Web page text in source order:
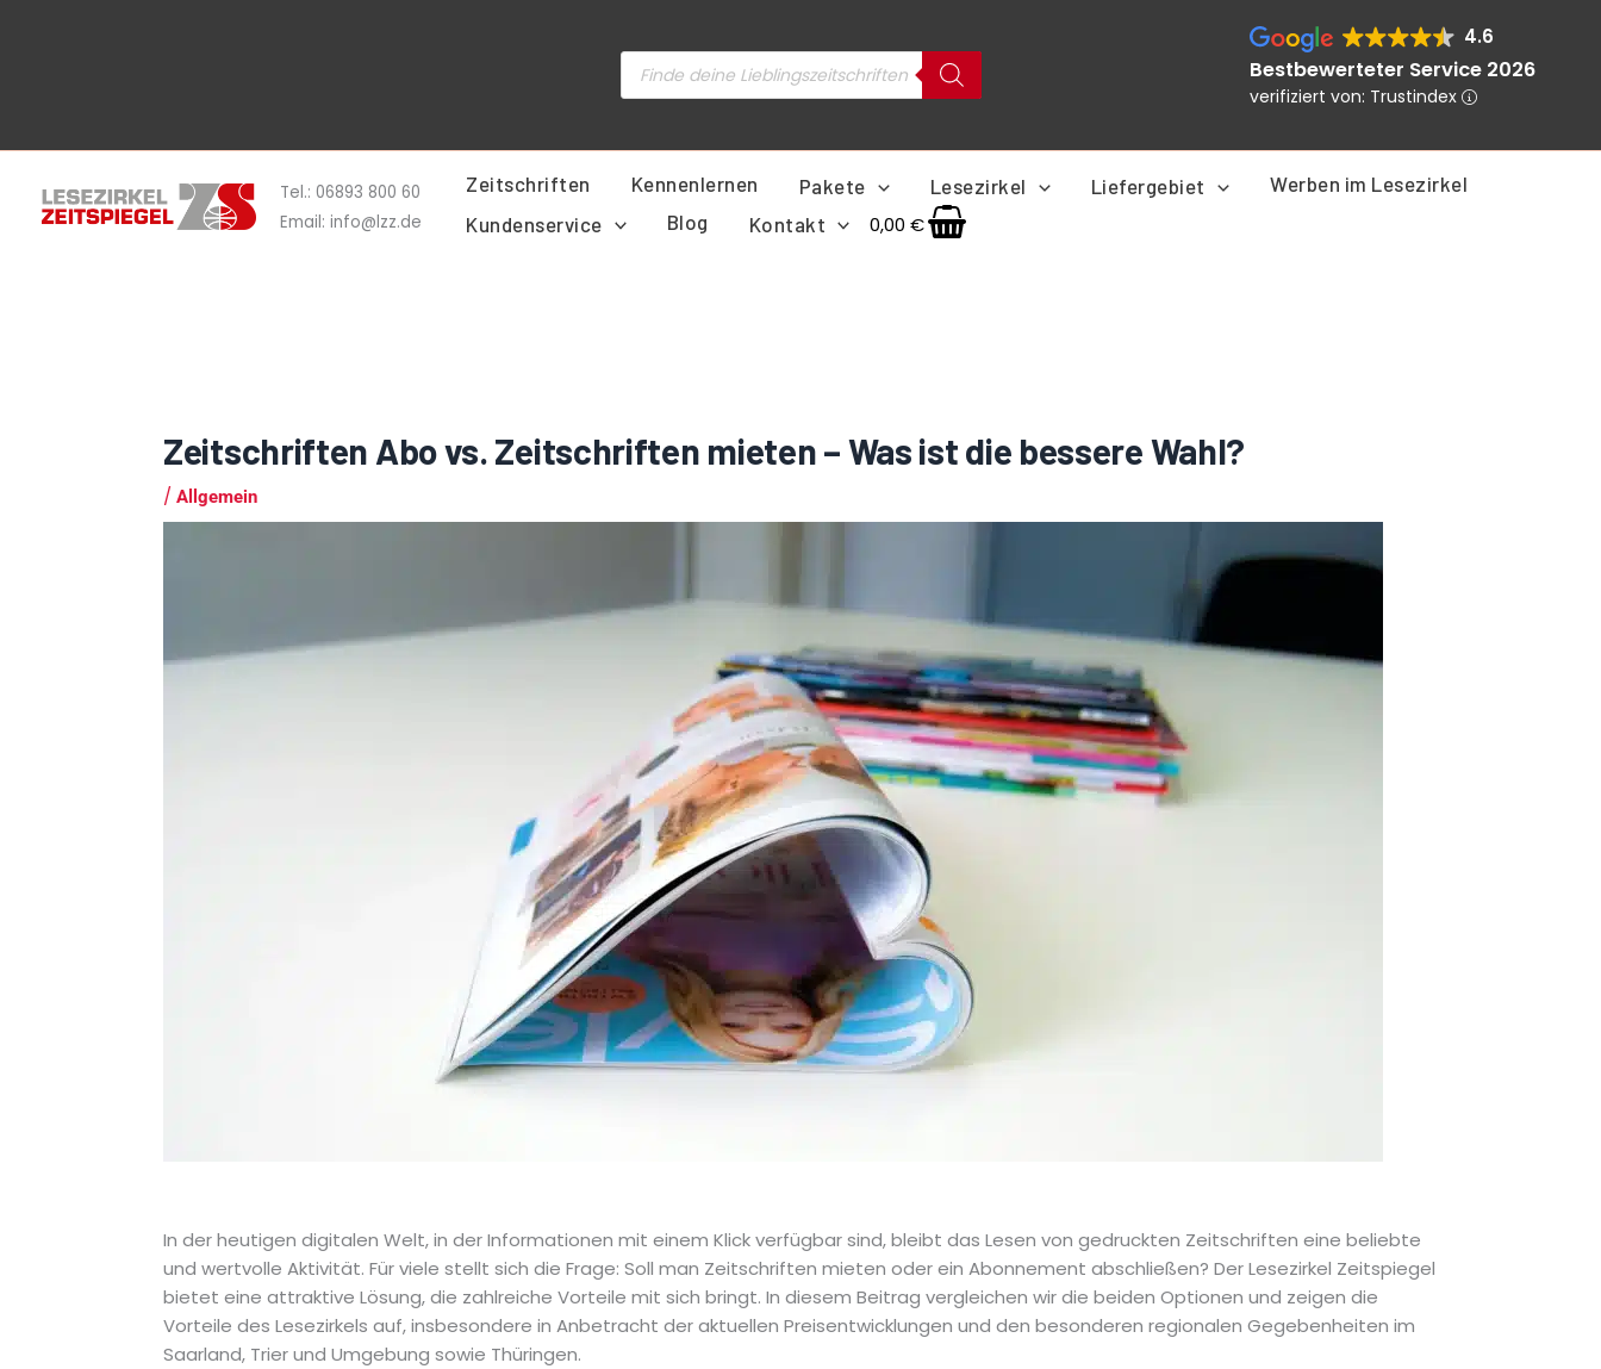
Products
search
4.6
Bestbewerteter Service 2026
verifiziert von: Trustindex
Tel.: 06893 800 60
Email: info@lzz.de
Zeitschriften Kennenlernen Pakete Lesezirkel Liefergebiet
Werben im Lesezirkel
Kundenservice
Blog Kontakt 0,00€
Zeitschriften Abo vs. Zeitschriften mieten – Was ist die bessere Wahl?
/Allgemein
In der heutigen digitalen Welt, in der Informationen mit einem Klick verfügbar sind, bleibt das Lesen von gedruckten Zeitschriften eine beliebte
und wertvolle Aktivität. Für viele stellt sich die Frage: Soll man Zeitschriften mieten oder ein Abonnement abschließen? Der Lesezirkel Zeitspiegel
bietet eine attraktive Lösung, die zahlreiche Vorteile mit sich bringt. In diesem Beitrag vergleichen wir die beiden Optionen und zeigen die
Vorteile des Lesezirkels auf, insbesondere in Anbetracht der aktuellen Preisentwicklungen und den besonderen regionalen Gegebenheiten im
Saarland, Trier und Umgebung sowie Thüringen.